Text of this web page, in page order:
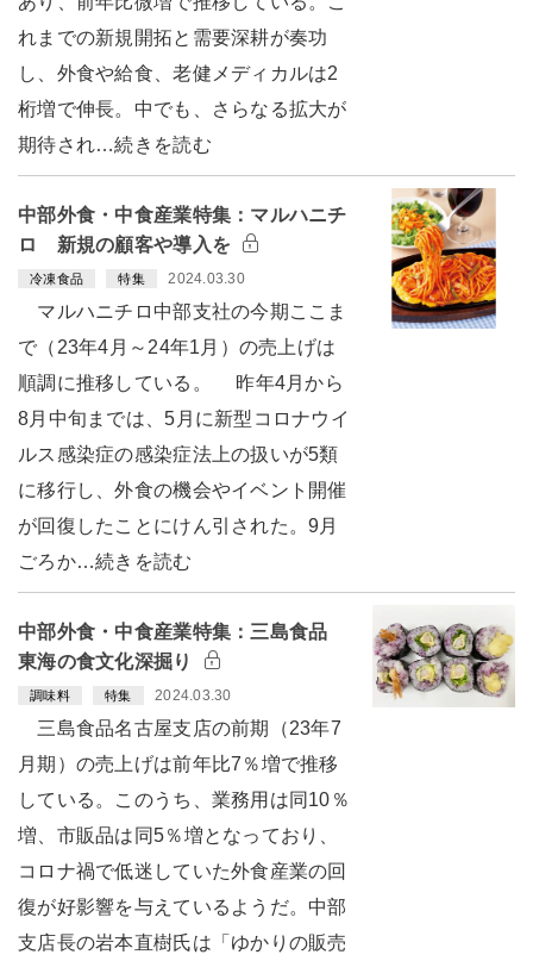
れまでの新規開拓と需要深耕が奏功
し、外食や給食、老健メディカルは2
桁増で伸長。中でも、さらなる拡大が
期待され…続きを読む
中部外食・中食産業特集：マルハニチ
ロ 新規の顧客や導入を
冷凍食品 特集 2024.03.30
マルハニチロ中部支社の今期ここま
で（23年4月～24年1月）の売上げは
順調に推移している。 昨年4月から
8月中旬までは、5月に新型コロナウイ
ルス感染症の感染症法上の扱いが5類
に移行し、外食の機会やイベント開催
が回復したことにけん引された。9月
ごろか…続きを読む
中部外食・中食産業特集：三島食品
東海の食文化深掘り
調味料 特集 2024.03.30
三島食品名古屋支店の前期（23年7
月期）の売上げは前年比7％増で推移
している。このうち、業務用は同10％
増、市販品は同5％増となっており、
コロナ禍で低迷していた外食産業の回
復が好影響を与えているようだ。中部
支店長の岩本直樹氏は「ゆかりの販売